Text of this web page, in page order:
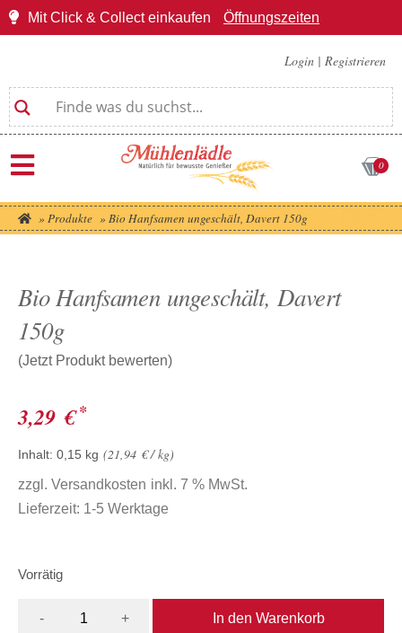
Mit Click & Collect einkaufen Öffnungszeiten
Login | Registrieren
0
» Produkte » Bio Hanfsamen ungeschält, Davert 150g
Bio Hanfsamen ungeschält, Davert
150g
(Jetzt Produkt bewerten)
3,29 € *
Inhalt: 0,15 kg 21,94 €/kg
zzgl. Versandkosten inkl. 7 % MwSt.
Lieferzeit: 1-5 Werktage
Vorrätig
- + In den Warenkorb